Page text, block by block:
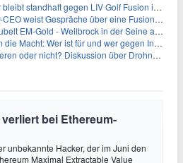
gegen LIV Golf Fusion in einem sich wandelnden Sportumfeld
über eine Fusion mit LIV Golf zurück und bekräftigt die Wettbewerbslandschaft
EM-Gold - Wellbrock in der Seine ausgebremst
Macht: Wer ist für und wer gegen Infantino?
oder nicht? Diskussion über Drohnenabwehr
bei Ethereum-
unbekannte Hacker, der im Juni den
Maximal Extractable Value